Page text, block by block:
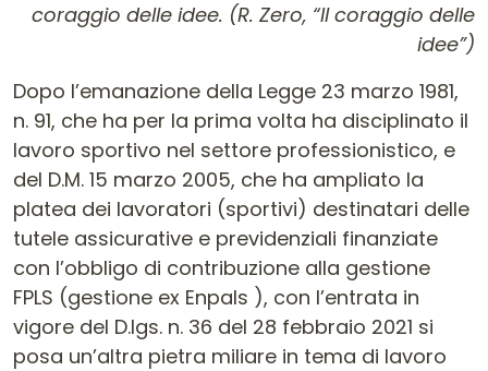
coraggio delle idee. (R. Zero, “Il coraggio delle
idee”)
Dopo l’emanazione della Legge 23 marzo 1981,
n. 91, che ha per la prima volta ha disciplinato il
lavoro sportivo nel settore professionistico, e
del D.M. 15 marzo 2005, che ha ampliato la
platea dei lavoratori (sportivi) destinatari delle
tutele assicurative e previdenziali finanziate
con l’obbligo di contribuzione alla gestione
FPLS (gestione ex Enpals ), con l’entrata in
vigore del D.lgs. n. 36 del 28 febbraio 2021 si
posa un’altra pietra miliare in tema di lavoro